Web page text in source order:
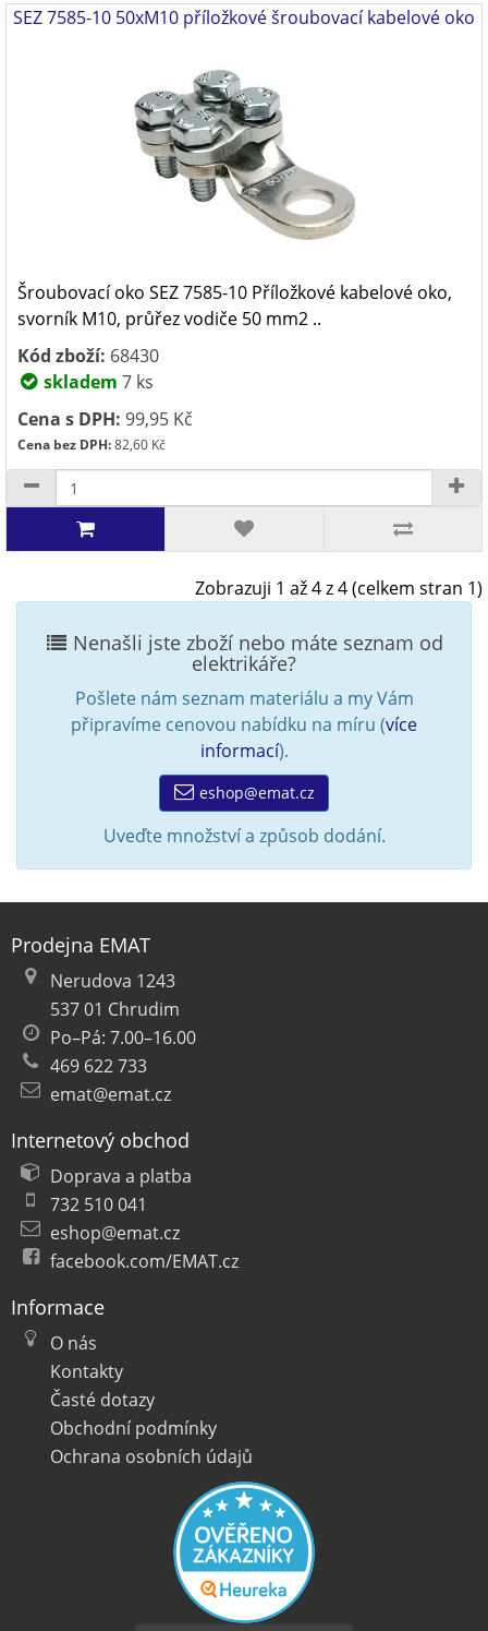
SEZ 7585-10 50xM10 příložkové šroubovací kabelové oko
Šroubovací oko SEZ 7585-10 Příložkové kabelové oko,
svorník M10, průřez vodiče 50 mm2 ..
Kód zboží: 68430
skladem 7 ks
Cena s DPH: 99,95 Kč
Cena bez DPH:82,60 Kč
Zobrazuji 1 až 4 z 4 (celkem stran 1)
Nenašli jste zboží nebo máte seznam od
elektrikáře?
Pošlete nám seznam materiálu a my Vám
připravíme cenovou nabídku na míru (více
informací).
eshop@emat.cz
Uveďte množství a způsob dodání.
Prodejna EMAT
Nerudova 1243
537 01 Chrudim
Po–Pá: 7.00–16.00
469 622 733
emat@emat.cz
Internetový obchod
Doprava a platba
732 510 041
eshop@emat.cz
facebook.com/EMAT.cz
Informace
O nás
Kontakty
Časté dotazy
Obchodní podmínky
Ochrana osobních údajů